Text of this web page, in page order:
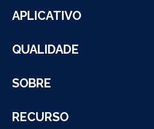
APLICATIVO
QUALIDADE
SOBRE
RECURSO